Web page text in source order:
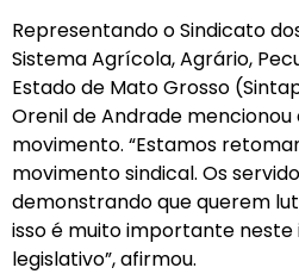
Representando o Sindicato
Sistema Agrícola, Agrário,
Estado de Mato Grosso
Orenil de Andrade mencionou
movimento. “Estamos
movimento sindical. Os
demonstrando que querem
isso é muito importante neste
legislativo”, afirmou.